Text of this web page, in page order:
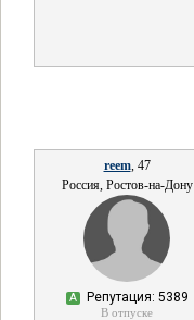
reem, 47
Россия, Ростов-на-Дону
А Репутация: 5389
В отпуске